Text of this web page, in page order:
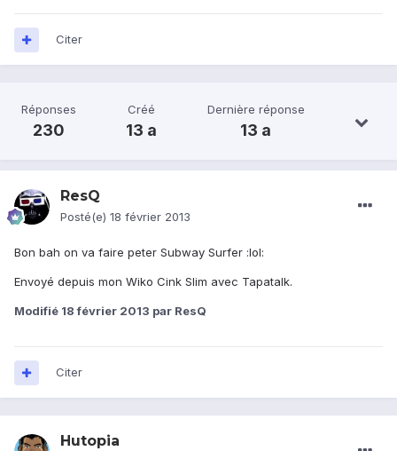
Citer
Réponses
230
Créé
13 a
Dernière réponse
13 a
ResQ
Posté(e) 18 février 2013
Bon bah on va faire peter Subway Surfer :lol:
Envoyé depuis mon Wiko Cink Slim avec Tapatalk.
Modifié 18 février 2013 par ResQ
Citer
Hutopia